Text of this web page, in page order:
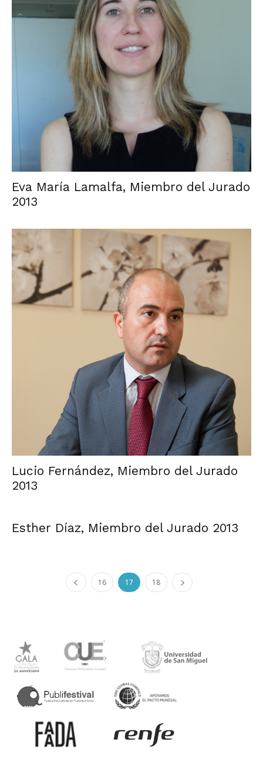
Eva María Lamalfa, Miembro del Jurado
2013
Lucio Fernández, Miembro del Jurado
2013
Esther Díaz, Miembro del Jurado 2013
16 17 18